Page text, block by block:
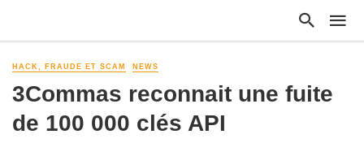
HACK, FRAUDE ET SCAM NEWS
3Commas reconnait une fuite
de 100 000 clés API